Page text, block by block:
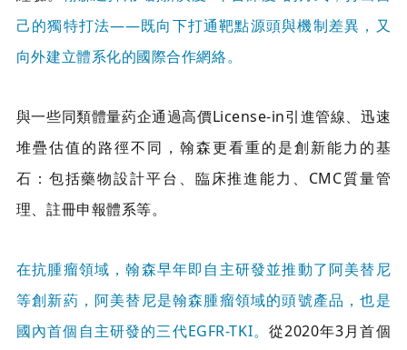
己的獨特打法——既向下打通靶點源頭與機制差異，又
向外建立體系化的國際合作網絡。
與一些同類體量葯企通過高價License-in引進管線、迅速
堆疊估值的路徑不同，翰森更看重的是創新能力的基
石：包括藥物設計平台、臨床推進能力、CMC質量管
理、註冊申報體系等。
在抗腫瘤領域，翰森早年即自主研發並推動了阿美替尼
等創新葯，阿美替尼是翰森腫瘤領域的頭號產品，也是
國內首個自主研發的三代EGFR-TKI。 從2020年3月首個